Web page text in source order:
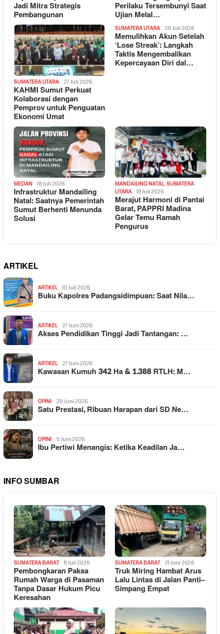
Jadi Mitra Strategis
Pembangunan
Perilaku Tersembunyi Saat
Ujian Melal…
SUMATERA UTARA 27 Juli 2026
KAHMI Sumut Perkuat
Kolaborasi dengan
Pemprov untuk Penguatan
Ekonomi Umat
SUMATERA UTARA 20 Juli 2026
Memulihkan Akun Setelah
‘Lose Streak’: Langkah
Taktis Mengembalikan
Kepercayaan Diri dal…
MEDAN 18 Juli 2026
Infrastruktur Mandailing
Natal: Saatnya Pemerintah
Sumut Berhenti Menunda
Solusi
MANDAILING NATAL, SUMATERA
UTARA
18 Juli 2026
Merajut Harmoni di Pantai
Barat, PAPPRI Madina
Gelar Temu Ramah
Pengurus
ARTIKEL
ARTIKEL 10 Juli 2026
Buku Kapolres Padangsidimpuan: Saat Nila…
ARTIKEL 27 Juni 2026
Akses Pendidikan Tinggi Jadi Tantangan: …
ARTIKEL 27 Juni 2026
Kawasan Kumuh 342 Ha & 1.388 RTLH: M…
OPINI 20 Juni 2026
Satu Prestasi, Ribuan Harapan dari SD Ne…
OPINI 5 Juni 2026
Ibu Pertiwi Menangis: Ketika Keadilan Ja…
INFO SUMBAR
SUMATERA BARAT 11 Juli 2026
Pembongkaran Paksa
Rumah Warga di Pasaman
Tanpa Dasar Hukum Picu
Keresahan
SUMATERA BARAT 21 Juni 2026
Truk Miring Hambat Arus
Lalu Lintas di Jalan Panti–
Simpang Empat